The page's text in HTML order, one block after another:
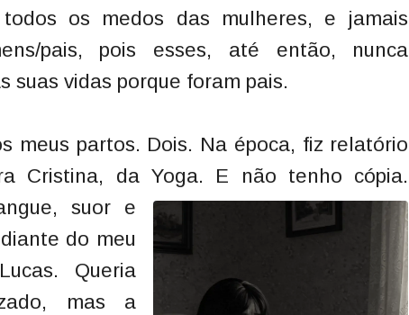
os medos das mulheres, e jamais
pais, pois esses, até então, nunca
suas vidas porque foram pais.
meus partos. Dois. Na época, fiz relatório
Cristina, da Yoga. E não tenho cópia.
suor e
do meu
Queria
mas a